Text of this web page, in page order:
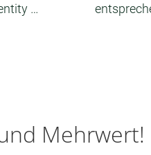
…
Mehrwert!